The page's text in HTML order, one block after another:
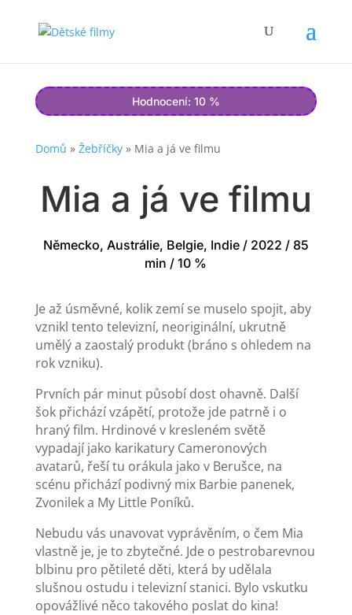
Hodnocení: 10 %
Domů » Žebříčky» Mia a já ve filmu
Mia a já ve filmu
Německo, Austrálie, Belgie, Indie / 2022 / 85
min / 10 %
Je až úsměvné, kolik zemí se muselo spojit, aby
vznikl tento televizní, neoriginální, ukrutně
umělý a zaostalý produkt (bráno s ohledem na
rok vzniku).
Prvních pár minut působí dost ohavně. Další
šok přichází vzápětí, protože jde patrně i o
hraný film. Hrdinové v kresleném světě
vypadají jako karikatury Cameronových
avatarů, řeší tu orákula jako v Berušce, na
scénu přichází podivný mix Barbie panenek,
Zvonilek a My Little Poníků.
Nebudu vás unavovat vyprávěním, o čem Mia
vlastně je, je to zbytečné. Jde o pestrobarevnou
blbinu pro pětileté děti, která by udělala
slušnou ostudu i televizní stanici. Bylo vskutku
opovážlivé něco takového poslat do kina!